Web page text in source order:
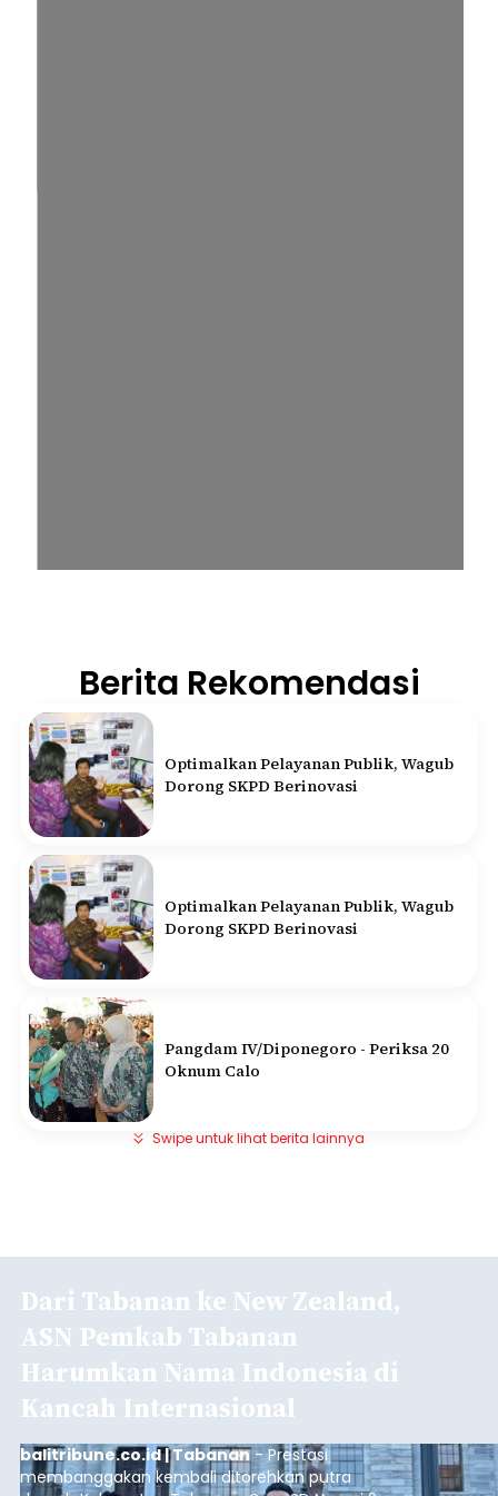
Berita Rekomendasi
Optimalkan Pelayanan Publik, Wagub
Dorong SKPD Berinovasi
Optimalkan Pelayanan Publik, Wagub
Dorong SKPD Berinovasi
Pangdam IV/Diponegoro - Periksa 20
Oknum Calo
Swipe untuk lihat berita lainnya
Dari Tabanan ke New Zealand,
ASN Pemkab Tabanan
Harumkan Nama Indonesia di
Kancah Internasional
balitribune.co.id | Tabanan- Prestasi
membanggakan kembali ditorehkan putra